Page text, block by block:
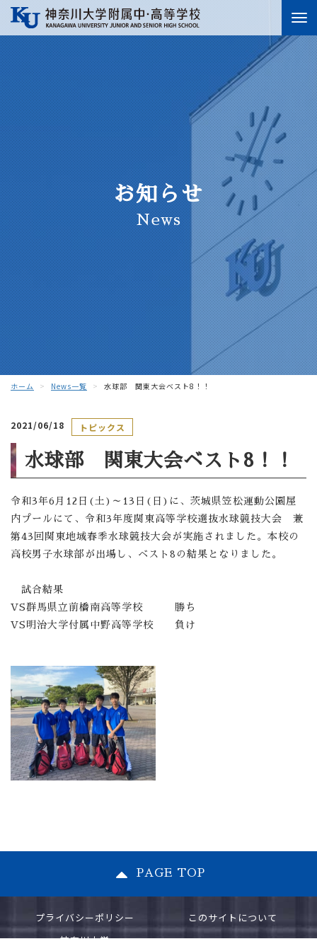
お知らせ
News
ホーム News一覧 水球部 関東大会ベスト8！！
2021/06/18 トピックス
水球部 関東大会ベスト8！！
令和3年6 月 12 日 ( 土 ) ～ 13 日 ( 日 ) に、茨城県笠松運動公園屋
内プールにて、令和3年度関東高等学校選抜水球競技大会 兼
第43 回関東地域春季水球競技大会が実施されました。本校の
高校男子水球部が出場し、ベスト 8 の結果となりました。
試合結果
VS群馬県立前橋南高等学校 勝ち
VS 明治大学付属中野高等学校 負け
PAGE TOP
プライバシーポリシー
このサイトについて
神奈川大学